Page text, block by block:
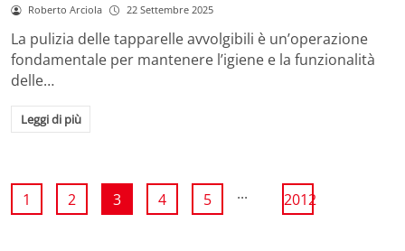
Roberto Arciola 22 Settembre 2025
La pulizia delle tapparelle avvolgibili è un’operazione
fondamentale per mantenere l’igiene e la funzionalità
delle…
Leggi di più
1 2 3 4 5 ... 2012